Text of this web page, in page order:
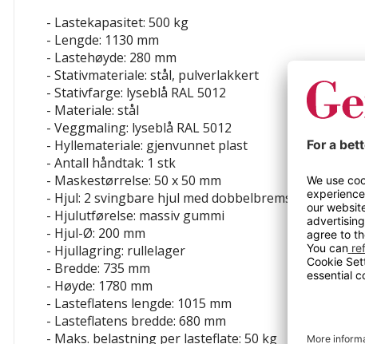
- Lastekapasitet: 500 kg
- Lengde: 1130 mm
- Lastehøyde: 280 mm
- Stativmateriale: stål, pulverlakkert
- Stativfarge: lyseblå RAL 5012
- Materiale: stål
- Veggmaling: lyseblå RAL 5012
- Hyllemateriale: gjenvunnet plast
- Antall håndtak: 1 stk
- Maskestørrelse: 50 x 50 mm
- Hjul: 2 svingbare hjul med dobbelbrems, 2 faste hjul
- Hjulutførelse: massiv gummi
- Hjul-Ø: 200 mm
- Hjullagring: rullelager
- Bredde: 735 mm
- Høyde: 1780 mm
- Lasteflatens lengde: 1015 mm
- Lasteflatens bredde: 680 mm
- Maks. belastning per lasteflate: 50 kg